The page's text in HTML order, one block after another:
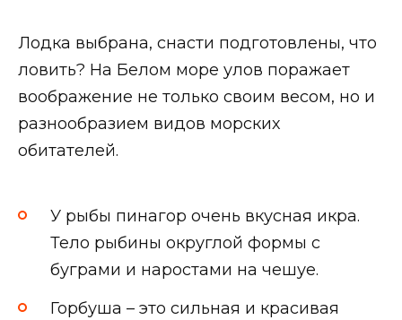
Лодка выбрана, снасти подготовлены, что
ловить? На Белом море улов поражает
воображение не только своим весом, но и
разнообразием видов морских
обитателей.
У рыбы пинагор очень вкусная икра.
Тело рыбины округлой формы с
буграми и наростами на чешуе.
Горбуша – это сильная и красивая